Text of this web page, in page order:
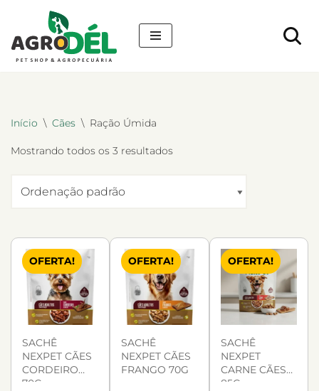
Pular
para
Início \ Cães \ Ração Úmida
Mostrando todos os 3 resultados
OFERTA!
SACHÊ
NEXPET CÃES
CORDEIRO
70G
OFERTA!
SACHÊ
NEXPET CÃES
FRANGO 70G
OFERTA!
SACHÊ
NEXPET
CARNE CÃES
85G